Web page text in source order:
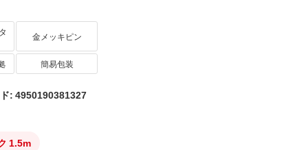
金メッキピン
簡易包装
: 4950190381327
1.5m